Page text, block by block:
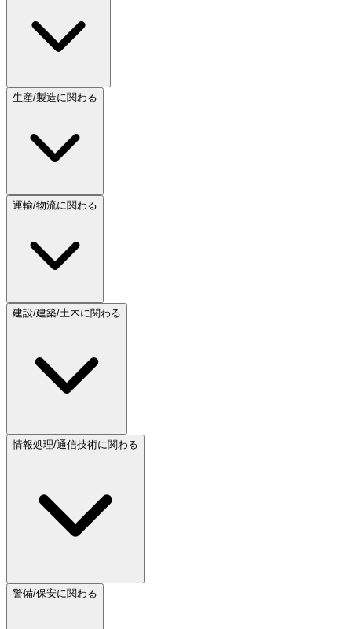
生産/製造に関わる
運輸/物流に関わる
建設/建築/土木に関わる
情報処理/通信技術に関わる
警備/保安に関わる